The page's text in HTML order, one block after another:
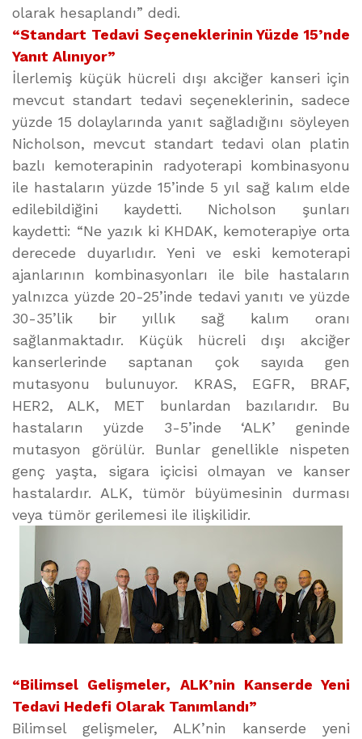
olarak hesaplandı” dedi.
“Standart Tedavi Seçeneklerinin Yüzde 15’nde
Yanıt Alınıyor”
İlerlemiş küçük hücreli dışı akciğer kanseri için
mevcut standart tedavi seçeneklerinin, sadece
yüzde 15 dolaylarında yanıt sağladığını söyleyen
Nicholson, mevcut standart tedavi olan platin
bazlı kemoterapinin radyoterapi kombinasyonu
ile hastaların yüzde 15’inde 5 yıl sağ kalım elde
edilebildiğini kaydetti. Nicholson şunları
kaydetti: “Ne yazık ki KHDAK, kemoterapiye orta
derecede duyarlıdır. Yeni ve eski kemoterapi
ajanlarının kombinasyonları ile bile hastaların
yalnızca yüzde 20-25’inde tedavi yanıtı ve yüzde
30-35’lik bir yıllık sağ kalım oranı
sağlanmaktadır. Küçük hücreli dışı akciğer
kanserlerinde saptanan çok sayıda gen
mutasyonu bulunuyor. KRAS, EGFR, BRAF,
HER2, ALK, MET bunlardan bazılarıdır. Bu
hastaların yüzde 3-5’inde ‘ALK’ geninde
mutasyon görülür. Bunlar genellikle nispeten
genç yaşta, sigara içicisi olmayan ve kanser
hastalardır. ALK, tümör büyümesinin durması
veya tümör gerilemesi ile ilişkilidir.
“Bilimsel Gelişmeler, ALK’nin Kanserde Yeni
Tedavi Hedefi Olarak Tanımlandı”
Bilimsel gelişmeler, ALK’nin kanserde yeni